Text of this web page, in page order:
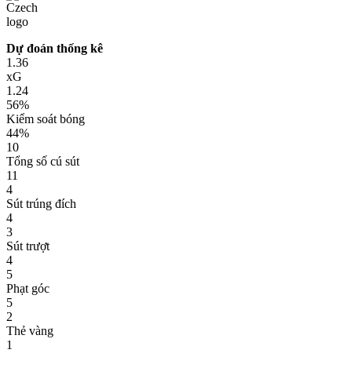
Dự đoán thống kê
1.36
xG
1.24
56%
Kiểm soát bóng
44%
10
Tổng số cú sút
11
4
Sút trúng đích
4
3
Sút trượt
4
5
Phạt góc
5
2
Thẻ vàng
1